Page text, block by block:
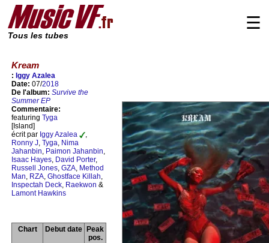
Tous les tubes
☰
Kream
: Iggy Azalea
Date: 07/2018
De l'album: Survive the
Summer EP
Commentaire:
featuring Tyga
[Island]
écrit par Iggy Azalea
,
Ronny J, Tyga, Nima
Jahanbin, Paimon Jahanbin,
Isaac Hayes, David Porter,
Russell Jones, GZA, Method
Man, RZA, Ghostface Killah,
Inspectah Deck, Raekwon &
Lamont Hawkins
Chart Debut date
Peak
pos.